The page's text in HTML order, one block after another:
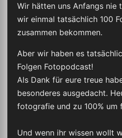
RSS FEED
EMBED
Wir hätten uns Anfangs nie
wir einmal tatsächlich 100
zusammen bekommen.
Aber wir haben es
Folgen Fotopodcast!
Als Dank für eure treue
besonderes ausgedacht.
fotografie und zu 100% um
Und wenn ihr wissen wollt